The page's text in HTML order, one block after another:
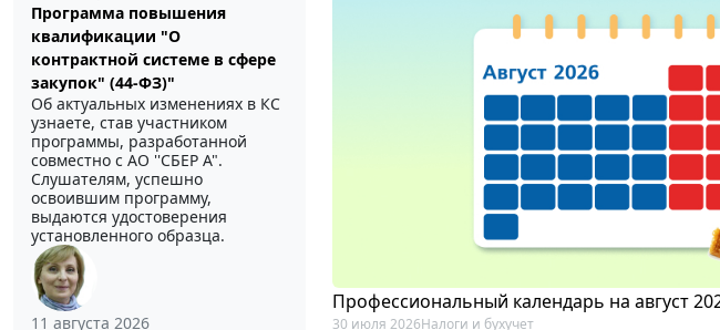
Программа повышения
квалификации "О
контрактной системе в сфере
закупок" (44-ФЗ)"
Об актуальных изменениях в КС
узнаете, став участником
программы, разработанной
совместно с АО ''СБЕР А".
Слушателям, успешно
освоившим программу,
выдаются удостоверения
установленного образца.
11 августа 2026
Профессиональный календарь на август
30 июля 2026Налоги и бухучет